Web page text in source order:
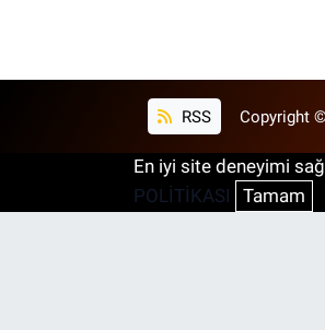
RSS Copyright ©
En iyi site deneyimi
POLİTİKASI
Tamam